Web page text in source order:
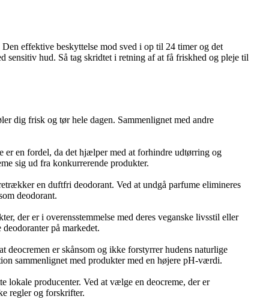
effektive beskyttelse mod sved i op til 24 timer og det
sensitiv hud. Så tag skridtet i retning af at få friskhed og pleje til
dig frisk og tør hele dagen. Sammenlignet med andre
er en fordel, da det hjælper med at forhindre udtørring og
sig ud fra konkurrerende produkter.
en duftfri deodorant. Ved at undgå parfume elimineres
deodorant.
der er i overensstemmelse med deres veganske livsstil eller
på markedet.
er skånsom og ikke forstyrrer hudens naturlige
sammenlignet med produkter med en højere pH-værdi.
lokale producenter. Ved at vælge en deocreme, der er
regler og forskrifter.